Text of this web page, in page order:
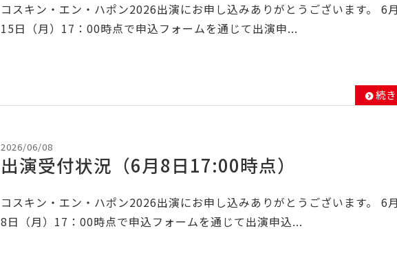
コスキン・エン・ハポン2026出演にお申し込みありがとうございます。 6月
15日（月）17：00時点で申込フォームを通じて出演申...
続
2026/06/08
出演受付状況（6月8日17:00時点）
コスキン・エン・ハポン2026出演にお申し込みありがとうございます。 6月
8日（月）17：00時点で申込フォームを通じて出演申込...